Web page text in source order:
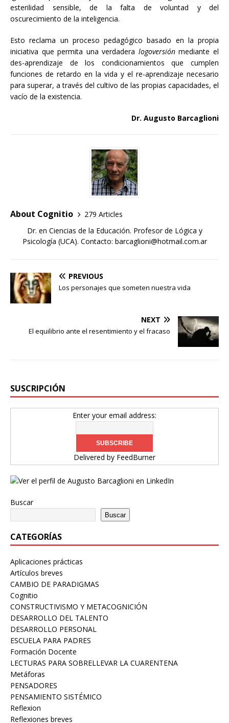
esterilidad sensible, de la falta de voluntad y del
oscurecimiento de la inteligencia.
Esto reclama un proceso pedagógico basado en la propia
iniciativa que permita una verdadera logoversiónmediante el
des-aprendizaje de los condicionamientos que cumplen
funciones de retardo en la vida y el re-aprendizaje necesario
para superar, a través del cultivo de las propias capacidades, el
vacío de la existencia.
Dr. Augusto Barcaglioni
About Cognitio
279 Articles
Dr. en Ciencias de la Educación. Profesor de Lógica y
Psicología (UCA). Contacto: barcaglioni@hotmail.com.ar
PREVIOUS
Los personajes que someten nuestra vida
NEXT
El equilibrio ante el resentimiento y el fracaso
SUSCRIPCIÓN
Enter your email address:
Delivered by FeedBurner
Buscar
Buscar
CATEGORÍAS
Aplicaciones prácticas
Artículos breves
CAMBIO DE PARADIGMAS
Cognitio
CONSTRUCTIVISMO Y METACOGNICIÓN
DESARROLLO DEL TALENTO
DESARROLLO PERSONAL
ESCUELA PARA PADRES
Formación Docente
LECTURAS PARA SOBRELLEVAR LA CUARENTENA
Metáforas
PENSADORES
PENSAMIENTO SISTÉMICO
Reflexion
Reflexiones breves